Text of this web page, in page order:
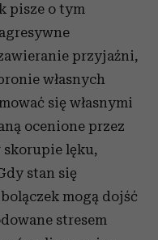
pisze o tym
przyjaźni,
własnych
się własnymi
ocenione przez
skorupie lęku,
stan się
mogą dojść
stresem